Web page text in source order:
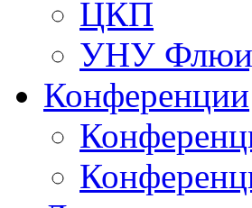
ЦКП
УНУ
Конференции